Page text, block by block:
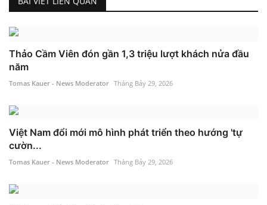
Thảo Cầm Viên đón gần 1,3 triệu lượt khách nửa đầu
năm
Tomas Kauer - News Moderator Tháng Bảy 29, 2026
Việt Nam đổi mới mô hình phát triển theo hướng 'tự
cườn...
Tomas Kauer - News Moderator Tháng Bảy 29, 2026